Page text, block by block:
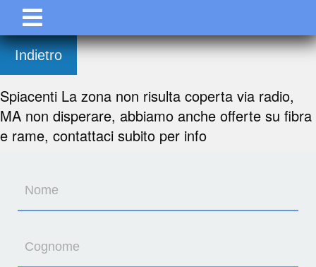
Indietro
Spiacenti La zona non risulta coperta via radio,
MA non disperare, abbiamo anche offerte su fibra
e rame, contattaci subito per info
Nome
Cognome